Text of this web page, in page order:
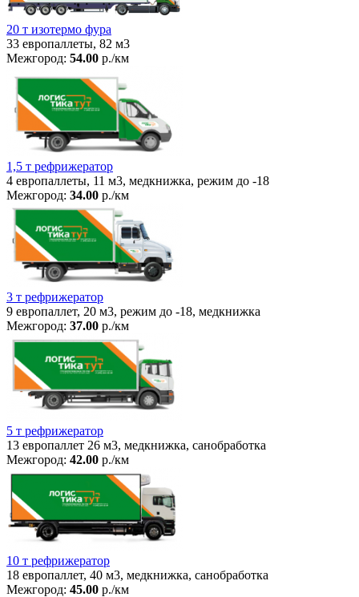
20 т изотермо фура
33 европаллеты, 82 м3
Межгород: 54.00 р./км
1,5 т рефрижератор
4 европаллеты, 11 м3, медкнижка, режим до -18
Межгород: 34.00 р./км
3 т рефрижератор
9 европаллет, 20 м3, режим до -18, медкнижка
Межгород: 37.00 р./км
5 т рефрижератор
13 европаллет 26 м3, медкнижка, санобработка
Межгород: 42.00 р./км
10 т рефрижератор
18 европаллет, 40 м3, медкнижка, санобработка
Межгород: 45.00 р./км